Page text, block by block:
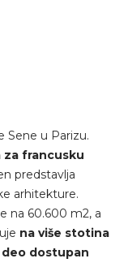
Sene u Parizu.
za francusku
predstavlja
arhitekture.
na 60.600 m2, a
na više stotina
deo dostupan